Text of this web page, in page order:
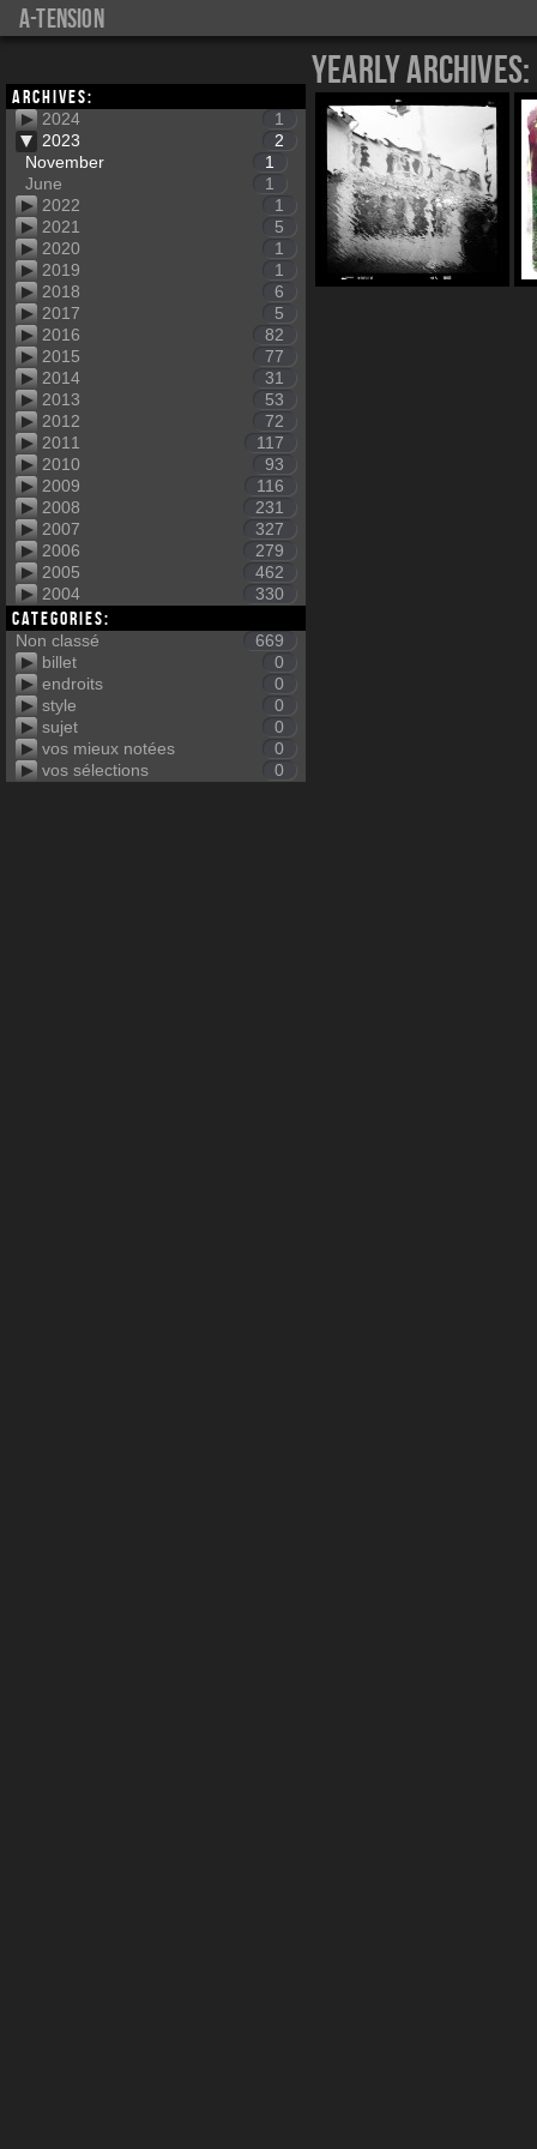
a-tension
Archives:
2024
1
2023
2
November
1
June
1
2022
1
2021
5
2020
1
2019
1
2018
6
2017
5
2016
82
2015
77
2014
31
2013
53
2012
72
2011
117
2010
93
2009
116
2008
231
2007
327
2006
279
2005
462
2004
330
Categories:
Non classé
669
billet
0
endroits
0
style
0
sujet
0
vos mieux notées
0
vos sélections
0
Yearly Archives: